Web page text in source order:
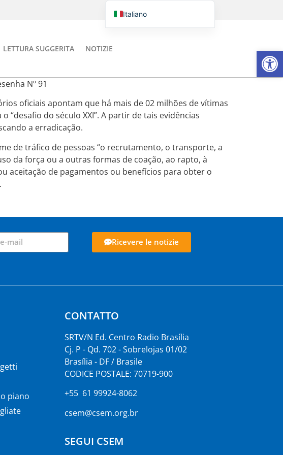
LETTURA SUGGERITA NOTIZIE
Nº 91
oficiais apontam que há mais de 02 milhões de vítimas
“desafio do século XXI”. A partir de tais evidências
a erradicação.
de tráfico de pessoas “o recrutamento, o transporte, a
da força ou a outras formas de coação, ao rapto, à
aceitação de pagamentos ou benefícios para obter o
Ricevere le notizie
piano
CONTATTO
SRTV/N Ed. Centro Radio Brasília
Cj. P - Qd. 702 - Sobrelojas 01/02
Brasília - DF / Brasile
CODICE POSTALE: 70719-900
+55 61 99924-8062
csem@csem.org.br
SEGUI CSEM
Aprire
Italiano